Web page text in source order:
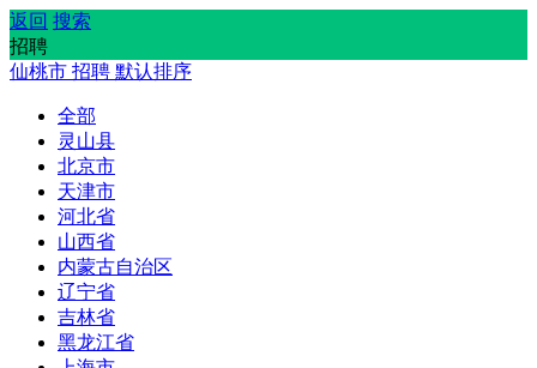
返回 搜索
招聘
仙桃市 招聘 默认排序
全部
灵山县
北京市
天津市
河北省
山西省
内蒙古自治区
辽宁省
吉林省
黑龙江省